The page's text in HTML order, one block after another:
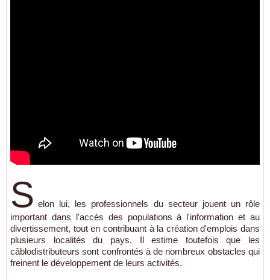
S elon lui, les professionnels du secteur jouent un rôle
important dans l'accès des populations à l'information et au
divertissement, tout en contribuant à la création d'emplois dans
plusieurs localités du pays. Il estime toutefois que les
câblodistributeurs sont confrontés à de nombreux obstacles qui
freinent le développement de leurs activités.